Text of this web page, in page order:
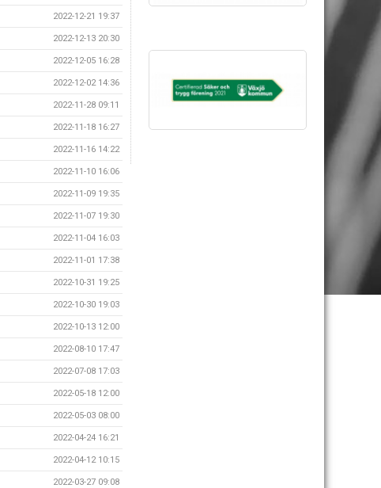
2022-12-21 19:37
2022-12-13 20:30
2022-12-05 16:28
2022-12-02 14:36
2022-11-28 09:11
2022-11-18 16:27
2022-11-16 14:22
2022-11-10 16:06
2022-11-09 19:35
2022-11-07 19:30
2022-11-04 16:03
2022-11-01 17:38
2022-10-31 19:25
2022-10-30 19:03
2022-10-13 12:00
2022-08-10 17:47
2022-07-08 17:03
2022-05-18 12:00
2022-05-03 08:00
2022-04-24 16:21
2022-04-12 10:15
2022-03-27 09:08